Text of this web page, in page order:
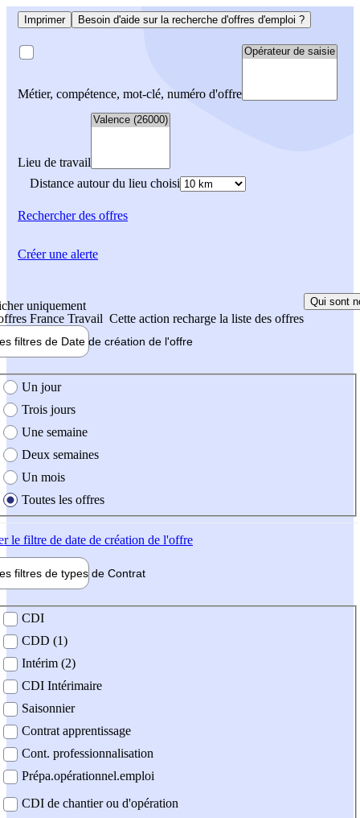
Imprimer Besoin d'aide sur la recherche d'offres d'emploi ?
Métier, compétence, mot-clé, numéro d'offre
Lieu de travail
Distance autour du lieu choisi
Rechercherdes offres
uniquement
France Travail Cette action recharge la liste des offres
Qui sont
filtres de Date de création de l'offre
création de l'offre
Un jour
Trois jours
Une semaine
Deux semaines
Un mois
Toutes les offres
le filtre de date de création de l'offre
filtres de types de Contrat
contrat
CDI
CDD (1)
Intérim (2)
CDI Intérimaire
Saisonnier
Contrat apprentissage
Cont. professionnalisation
Prépa.opérationnel.emploi
CDI de chantier ou d'opération
Créer une alerte